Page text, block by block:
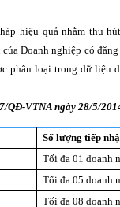
hiệu quả nhằm thu
Doanh nghiệp có
phân loại trong dữ liệu
QĐ-VTNA ngày 28/5/
Số lượng tiếp
Tối đa 01 doanh
Tối đa 05 doanh
Tối đa 08 doanh